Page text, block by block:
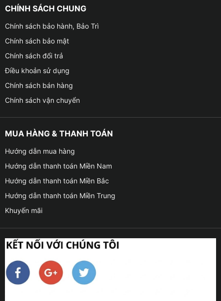
CHÍNH SÁCH CHUNG
Chính sách bảo hành, Bảo Trì
Chính sách bảo mật
Chính sách đổi trả
Điều khoản sử dụng
Chính sách bán hàng
Chính sách vận chuyển
MUA HÀNG & THANH TOÁN
Hướng dẫn mua hàng
Hướng dẫn thanh toán Miền Nam
Hướng dẫn thanh toán Miền Bắc
Hướng dẫn thanh toán Miền Trung
Khuyến mãi